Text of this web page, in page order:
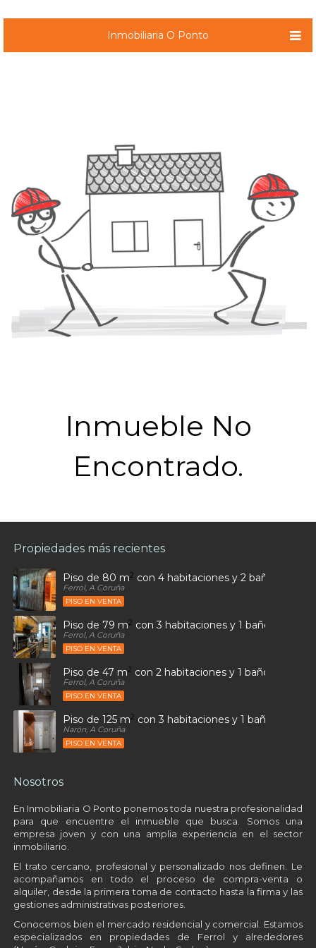
Inmobiliaria O Ponto
Inmueble No
Encontrado.
Propiedades más recientes
Piso de 80 m2 con 4 habitaciones y 2 baños en
Ferrol, A Coruña
PISO EN VENTA
Piso de 79 m2 con 3 habitaciones y 1 baños en
Ferrol, A Coruña
PISO EN VENTA
Piso de 47 m2 con 2 habitaciones y 1 baños en
Ferrol, A Coruña
PISO EN VENTA
Piso de 125 m2 con 3 habitaciones y 1 baños en
Narón, A Coruña
PISO EN VENTA
Nosotros
En Inmobiliaria O Ponto ponemos toda nuestra profesionalidad
para que encuentre el inmueble que busca. Somos una
empresa joven y con una amplia experiencia en el sector
inmobiliario.
El trato cercano, profesional y personalizado nos definen. Le
acompañamos en todo el proceso de compra-venta o
alquiler, desde la primera toma de contacto hasta la firma y las
gestiones administrativas posteriores.
Conocemos bien el mercado residencial y comercial. Estamos
especializados en propiedades de Ferrol y alrededores